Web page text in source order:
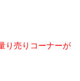
り売りコーナーが